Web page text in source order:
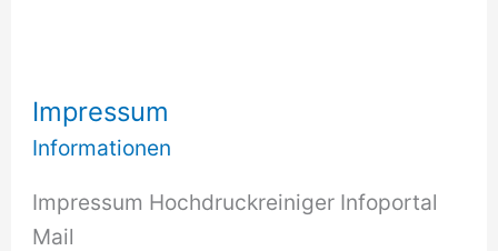
Impressum
Informationen
Impressum Hochdruckreiniger Infoportal
Mail